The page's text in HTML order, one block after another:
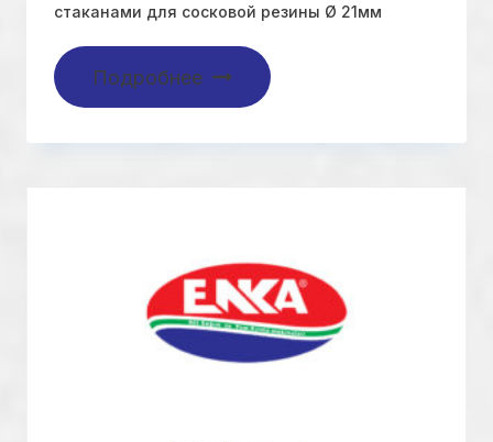
стаканами для сосковой резины Ø 21мм
Подробнее